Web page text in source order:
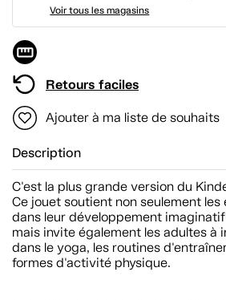
Voir tous les magasins
Retours faciles
Ajouter à ma liste de souhaits
Description
C'est la plus grande version du
Ce jouet soutient non seulement les
dans leur développement
mais invite également les adultes à
dans le yoga, les routines
formes d'activité physique.